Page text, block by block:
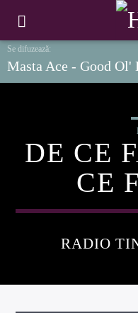
Masta Ace - Good Ol'
DE CE
CE
RADIO